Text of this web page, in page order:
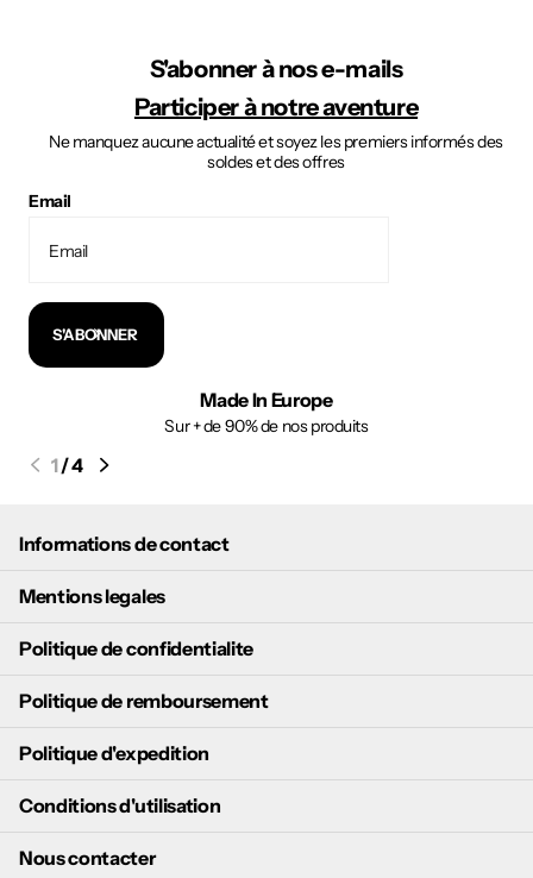
S'abonner à nos e-mails
Participer à notre aventure
Ne manquez aucune actualité et soyez les premiers informés des
soldes et des offres
Email
S'ABONNER
Made In Europe
Sur + de 90% de nos produits
1/4
Informations de contact
Mentions legales
Politique de confidentialite
Politique de remboursement
Politique d'expedition
Conditions d'utilisation
Nous contacter